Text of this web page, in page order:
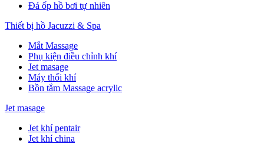
Đá ốp hồ bơi tự nhiên
Thiết bị hồ Jacuzzi & Spa
Mắt Massage
Phụ kiện điều chỉnh khí
Jet masage
Máy thổi khí
Bồn tắm Massage acrylic
Jet masage
Jet khí pentair
Jet khí china